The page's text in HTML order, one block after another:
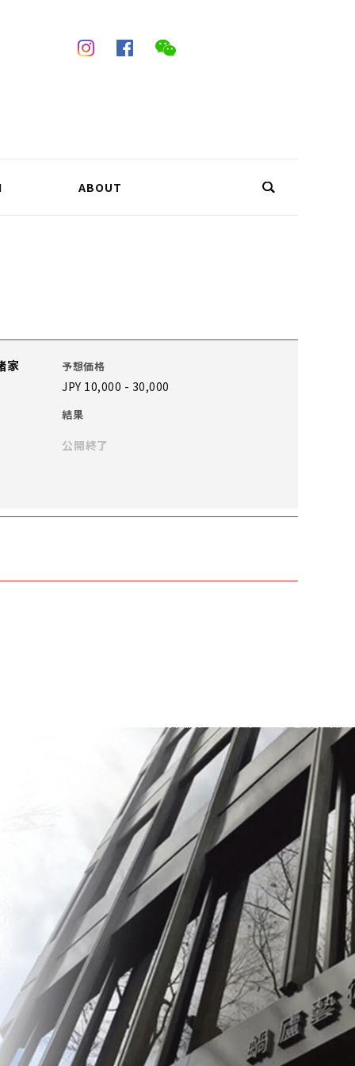
ABOUT
家 予想価格
JPY 10,000 - 30,000
結果
公開終了